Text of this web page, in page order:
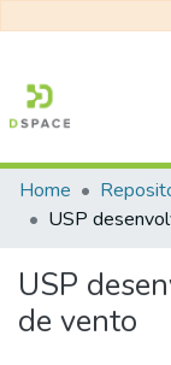
Communities &
Statistics
Home
USP
de vento